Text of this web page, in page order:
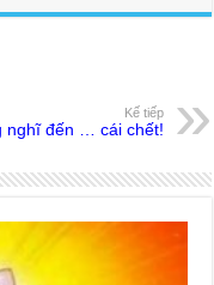
Kế tiếp
nghĩ đến … cái chết!